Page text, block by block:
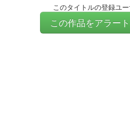
このタイトルの登録ユ
この作品をアラー